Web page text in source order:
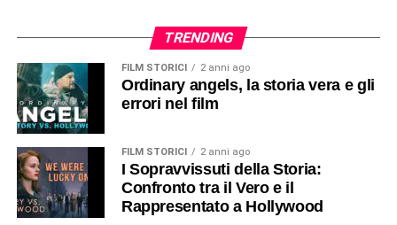
TRENDING
FILM STORICI 2 anni ago
Ordinary angels, la storia vera e gli
errori nel film
FILM STORICI 2 anni ago
I Sopravvissuti della Storia:
Confronto tra il Vero e il
Rappresentato a Hollywood